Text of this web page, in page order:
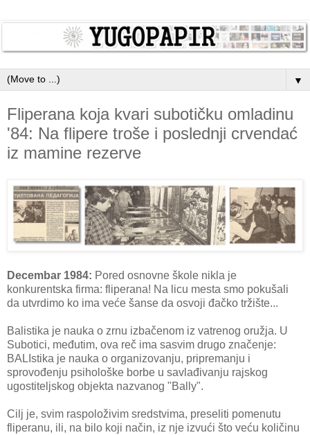
▼
Fliperana koja kvari subotičku omladinu
'84: Na flipere troše i poslednji crvendać
iz mamine rezerve
Decembar 1984: Pored osnovne škole nikla je
konkurentska firma: fliperana! Na licu mesta smo pokušali
da utvrdimo ko ima veće šanse da osvoji đačko tržište...
Balistika je nauka o zrnu izbačenom iz vatrenog oružja. U
Subotici, međutim, ova reč ima sasvim drugo značenje:
BALIstika je nauka o organizovanju, pripremanju i
sprovođenju psihološke borbe u savlađivanju rajskog
ugostiteljskog objekta nazvanog "Bally".
Cilj je, svim raspoloživim sredstvima, preseliti pomenutu
fliperanu, ili, na bilo koji način, iz nje izvući što veću količinu